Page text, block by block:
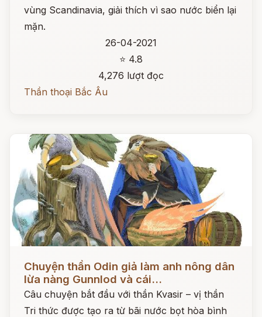
vùng Scandinavia, giải thích vì sao nước biển lại
mặn.
26-04-2021
⭐ 4.8
4,276 lượt đọc
Thần thoại Bắc Âu
Chuyện thần Odin giả làm anh nông dân
lừa nàng Gunnlod và cái...
Câu chuyện bắt đầu với thần Kvasir – vị thần
Tri thức được tạo ra từ bãi nước bọt hòa bình